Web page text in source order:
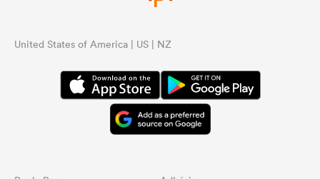
United States of America | US | NZ